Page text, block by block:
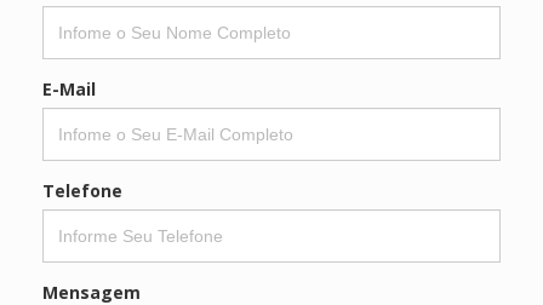
E-Mail
Telefone
Mensagem